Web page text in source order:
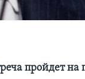
пройдет